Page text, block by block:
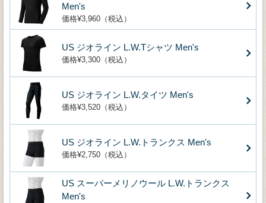
Men's
価格¥3,960（税込）
US ジオライン L.W.Tシャツ Men's
価格¥3,300（税込）
US ジオライン L.W.タイツ Men's
価格¥3,520（税込）
US ジオライン L.W.トランクス Men's
価格¥2,750（税込）
US スーパーメリノウール L.W.トランクス
Men's